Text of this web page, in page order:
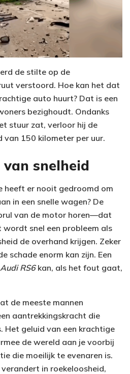
de stilte op de
verstoord. Hoe kan het dat
auto huurt? Dat is een
bezighoudt. Ondanks
stuur zat, verloor hij de
van 150 kilometer per uur.
snelheid
heeft er nooit gedroomd om
in een snelle wagen? De
van de motor horen—dat
wordt snel een probleem als
de overhand krijgen. Zeker
schade enorm kan zijn. Een
Audi RS6kan, als het fout gaat,
de meeste mannen
aantrekkingskracht die
Het geluid van een krachtige
de wereld aan je voorbij
die moeilijk te evenaren is.
in roekeloosheid,